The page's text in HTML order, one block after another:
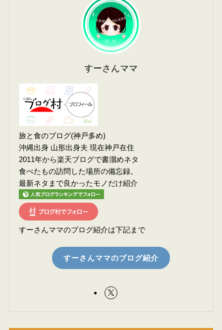
すーさんママ
旅と食のブログ(神戸多め)
沖縄出身 山形出身夫 現在神戸在住
2011年から楽天ブログで書溜めネタ
食べたもの訪問した場所の備忘録。
最新ネタまで良かったモノだけ紹介
すーさんママのブログ紹介は下記まで
すーさんママのブログ紹介